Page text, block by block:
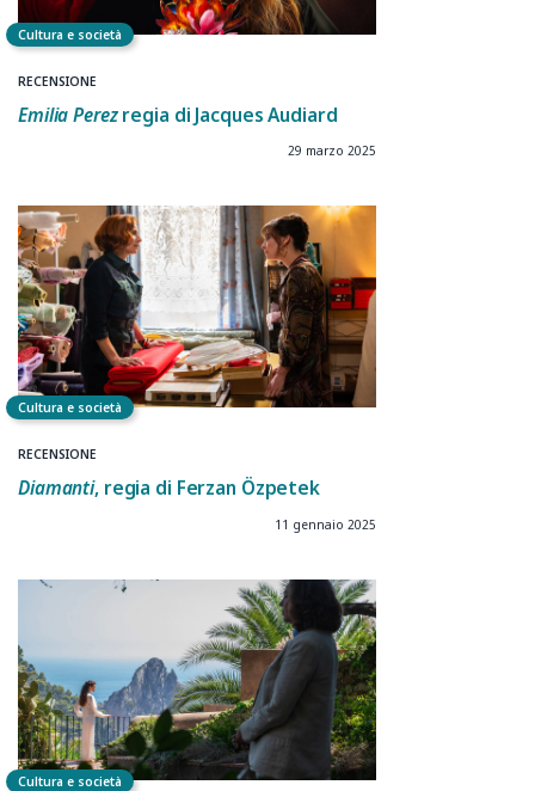
Cultura e società
RECENSIONE
Emilia Perezregia di Jacques Audiard
29 marzo 2025
Cultura e società
RECENSIONE
Diamanti, regia di Ferzan Özpetek
11 gennaio 2025
Cultura e società